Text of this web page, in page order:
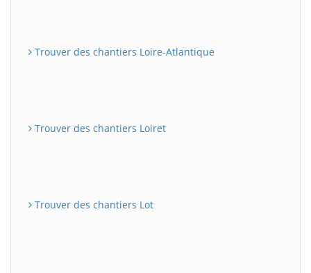
Trouver des chantiers Loire-Atlantique
Trouver des chantiers Loiret
Trouver des chantiers Lot